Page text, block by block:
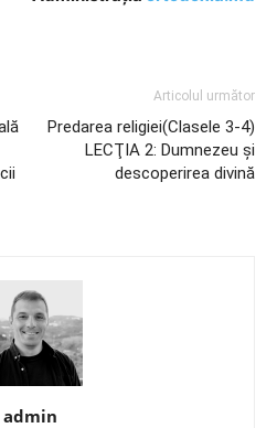
Articolul următor
Predarea religiei(Clasele 3-4)
LECŢIA 2: Dumnezeu şi
descoperirea divină
admin